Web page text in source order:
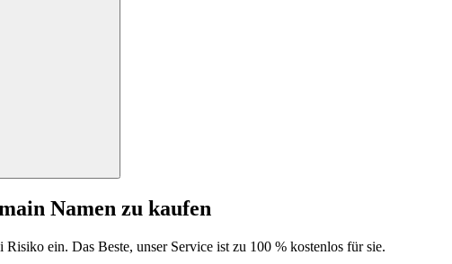
Namen zu kaufen
ein. Das Beste, unser Service ist zu 100 % kostenlos für sie.